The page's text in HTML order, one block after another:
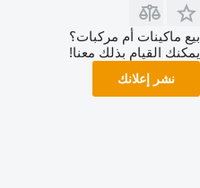
بيع ماكينات أم مركبات؟
يمكنك القيام بذلك معنا!
نشر إعلانك